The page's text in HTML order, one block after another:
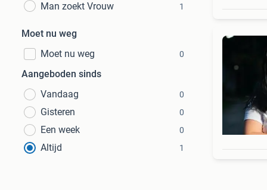
Man zoekt Vrouw 1
Moet nu weg
Moet nu weg
0
Aangeboden sinds
Vandaag
0
Gisteren 0
Een week 0
Altijd 1